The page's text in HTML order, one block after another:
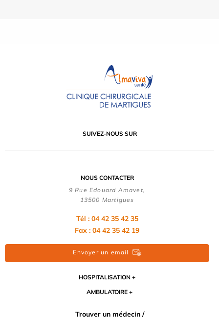
SUIVEZ-NOUS SUR
NOUS CONTACTER
9 Rue Edouard Amavet,
13500 Martigues
Tél : 04 42 35 42 35
Fax : 04 42 35 42 19
Envoyer un email
HOSPITALISATION
AMBULATOIRE
Trouver un médecin /